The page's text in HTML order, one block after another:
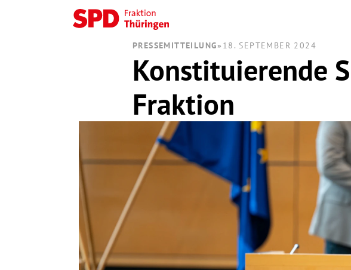
PRESSEMITTEILUNG» 18. SEPTEMBER 2024
Konstituierende
Fraktion